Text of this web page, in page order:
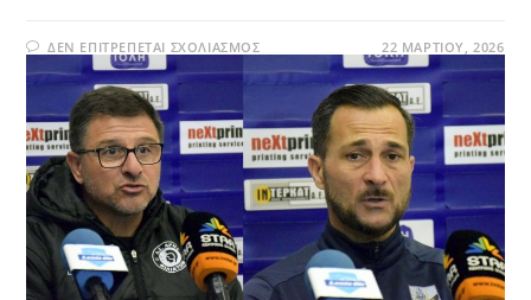
ΔΕΝ ΕΠΙΤΡΈΠΕΤΑΙ ΣΧΟΛΙΑΣΜΌΣ 22 ΜΑΡΤΊΟΥ, 2026